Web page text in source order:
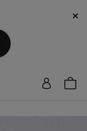
×